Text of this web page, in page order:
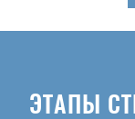
ЭТАПЫ